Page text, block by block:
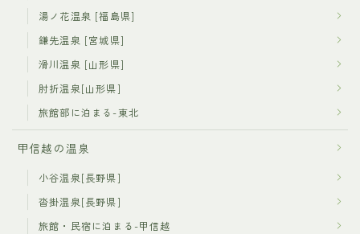
湯ノ花温泉 [福島県]
鎌先温泉 [宮城県]
滑川温泉 [山形県]
肘折温泉[山形県]
旅館部に泊まる-東北
甲信越の温泉
小谷温泉[長野県]
沓掛温泉[長野県]
旅館・民宿に泊まる-甲信越